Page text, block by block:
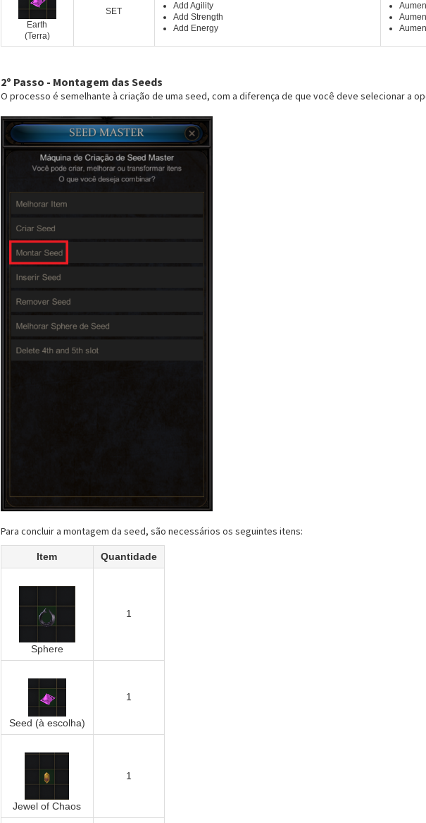
Earth
(Terra)
SET
Add Agility
Add Strength
Add Energy
2º Passo - Montagem das Seeds
O processo é semelhante à criação de uma seed, com a diferença de que você deve selecionar a
Para concluir a montagem da seed, são necessários os seguintes itens:
Item Quantidade
Sphere
1
Seed (à escolha)
1
Jewel of Chaos
1